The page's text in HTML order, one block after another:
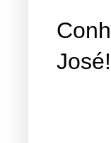
José!